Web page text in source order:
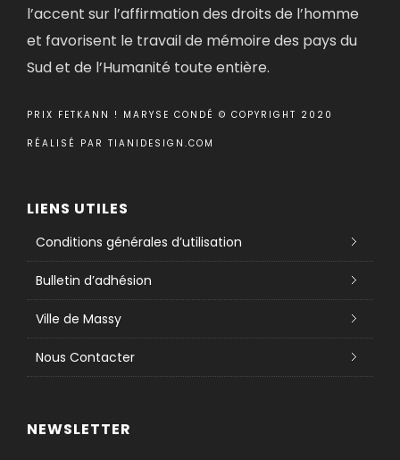
l’accent sur l’affirmation des droits de l’homme
et favorisent le travail de mémoire des pays du
Sud et de l’Humanité toute entière.
PRIX FETKANN ! MARYSE CONDÉ © COPYRIGHT 2020
RÉALISÉ PAR TIANIDESIGN.COM
LIENS UTILES
Conditions générales d’utilisation
Bulletin d’adhésion
Ville de Massy
Nous Contacter
NEWSLETTER